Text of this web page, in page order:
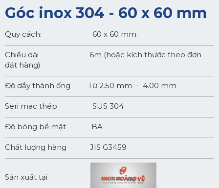
Góc inox 304 - 60 x 60 mm
Quy cách: 60 x 60 mm.
Chiều dài 6m (hoặc kích thước theo đơn
đặt hàng)
Độ dầy thành ống Từ 2.50 mm - 4.00 mm
Seri mac thép SUS 304
Độ bóng bề mặt BA
Chất lượng hàng JIS G3459
Sản xuất tại